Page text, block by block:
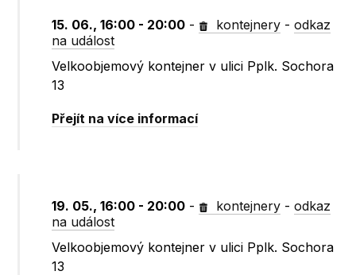
15. 06., 16:00 - 20:00 - kontejnery -odkaz
na událost
Velkoobjemový kontejner v ulici Pplk. Sochora
13
Přejít na více informací
19. 05., 16:00 - 20:00 - kontejnery -odkaz
na událost
Velkoobjemový kontejner v ulici Pplk. Sochora
13